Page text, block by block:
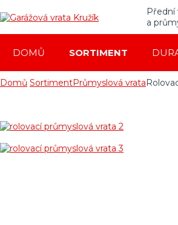
Přední
a
DOMŮ SORTIMENT
Domů SortimentPrůmyslová vrata